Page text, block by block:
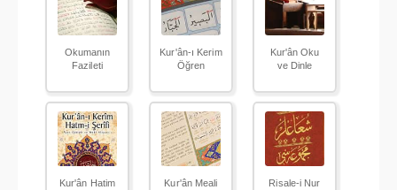
Okumanın
Fazileti
Kur'ân-ı Kerim
Öğren
Kur'ân Oku
ve Dinle
Kur'ân Hatim
Kur'ân Meali
Risale-i Nur